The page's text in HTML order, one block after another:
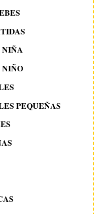
NIÑA
NIÑO
PEQUEÑAS